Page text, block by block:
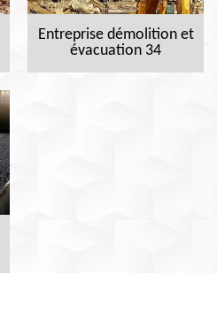
Entreprise démolition et
évacuation 34